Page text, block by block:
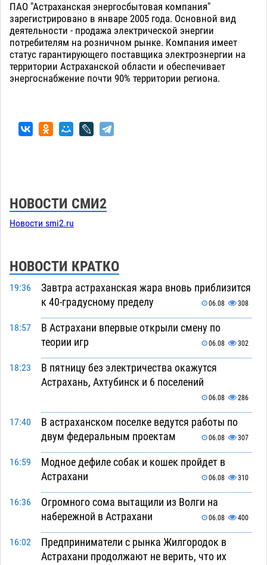
ПАО "Астраханская энергосбытовая компания"
зарегистрировано в январе 2005 года. Основной вид
деятельности - продажа электрической энергии
потребителям на розничном рынке. Компания имеет
статус гарантирующего поставщика электроэнергии на
территории Астраханской области и обеспечивает
энергоснабжение почти 90% территории региона.
НОВОСТИ СМИ2
Новости smi2.ru
НОВОСТИ КРАТКО
19:36
Завтра астраханская жара вновь приблизится
к 40-градусному пределу
06.08 308
18:57
В Астрахани впервые открыли смену по
теории игр
06.08 302
18:23
В пятницу без электричества окажутся
Астрахань, Ахтубинск и 6 поселений
06.08 286
17:40
В астраханском поселке ведутся работы по
двум федеральным проектам
06.08 307
16:59
Модное дефиле собак и кошек пройдет в
Астрахани
06.08 310
16:36
Огромного сома вытащили из Волги на
набережной в Астрахани
06.08 400
16:02
Предприниматели с рынка Жилгородок в
Астрахани продолжают не верить, что их